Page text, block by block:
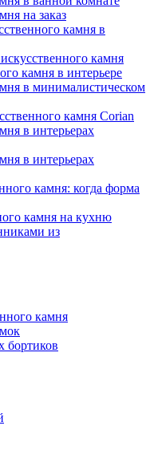
на заказ
камня в
камня
камня в интерьере
в минималистическом
камня Corian
в интерьерах
в интерьерах
камня: когда форма
камня на кухню
из
камня
бортиков